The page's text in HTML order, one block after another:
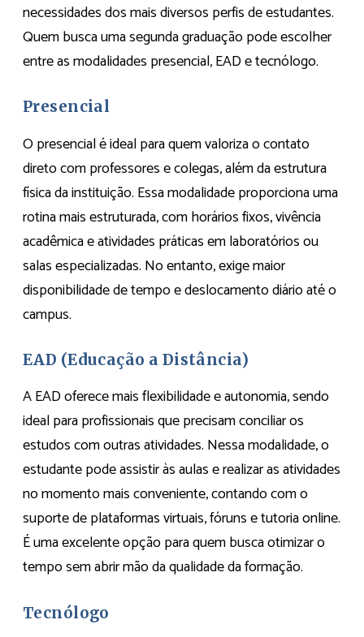
necessidades dos mais diversos perfis de estudantes.
Quem busca uma segunda graduação pode escolher
entre as modalidades presencial, EAD e tecnólogo.
Presencial
O presencial é ideal para quem valoriza o contato
direto com professores e colegas, além da estrutura
física da instituição. Essa modalidade proporciona uma
rotina mais estruturada, com horários fixos, vivência
acadêmica e atividades práticas em laboratórios ou
salas especializadas. No entanto, exige maior
disponibilidade de tempo e deslocamento diário até o
campus.
EAD (Educação a Distância)
A EAD oferece mais flexibilidade e autonomia, sendo
ideal para profissionais que precisam conciliar os
estudos com outras atividades. Nessa modalidade, o
estudante pode assistir às aulas e realizar as atividades
no momento mais conveniente, contando com o
suporte de plataformas virtuais, fóruns e tutoria online.
É uma excelente opção para quem busca otimizar o
tempo sem abrir mão da qualidade da formação.
Tecnólogo